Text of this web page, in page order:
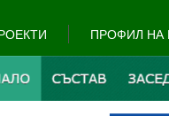
ПРОФИЛ НА